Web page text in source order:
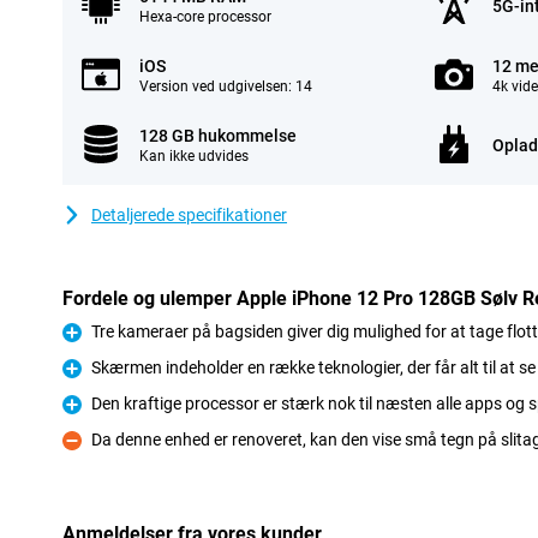
Hexa-core processor
5G-
iOS
Version ved udgivelsen: 14
12
4k
128 GB hukommelse
Kan ikke udvides
Detaljerede specifikationer
Fordele og ulemper Apple iPhone 12 Pro 128GB Sølv
Fordele
Tre kameraer på bagsiden giver dig mulighed for at tage
Fordele
Skærmen indeholder en række teknologier, der får alt til at
Fordele
Den kraftige processor er stærk nok til næsten alle apps og
Ulemper
Da denne enhed er renoveret, kan den vise små tegn på